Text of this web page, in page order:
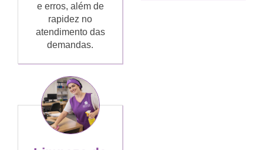
e erros, além de
rapidez no
atendimento das
demandas.